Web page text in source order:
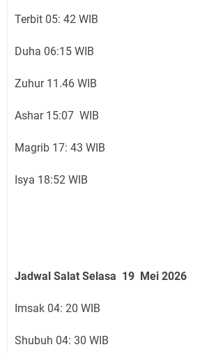
Terbit 05: 42 WIB
Duha 06:15 WIB
Zuhur 11.46 WIB
Ashar 15:07 WIB
Magrib 17: 43 WIB
Isya 18:52 WIB
Jadwal Salat Selasa 19 Mei 2026
Imsak 04: 20 WIB
Shubuh 04: 30 WIB